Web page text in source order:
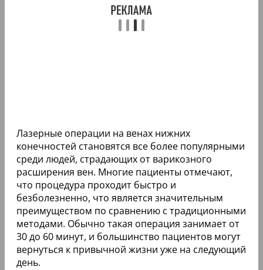
Лазерные операции на венах нижних
конечностей становятся все более популярными
среди людей, страдающих от варикозного
расширения вен. Многие пациенты отмечают,
что процедура проходит быстро и
безболезненно, что является значительным
преимуществом по сравнению с традиционными
методами. Обычно такая операция занимает от
30 до 60 минут, и большинство пациентов могут
вернуться к привычной жизни уже на следующий
день.